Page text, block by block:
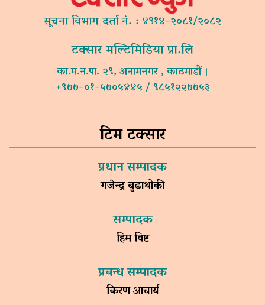
सूचना विभाग दर्ता नं. : ४९१४-२०८१/२०८२
टक्सार मल्टिमिडिया प्रा.लि
का.म.न.पा. २९, अनामनगर , काठमाडौं ।
+९७७-०१-५७०५४४५ / ९८५१२२७७५३
टिम टक्सार
प्रधान सम्पादक
गजेन्द्र बुढाथोकी
सम्पादक
हिम विष्ट
प्रबन्ध सम्पादक
किरण आचार्य